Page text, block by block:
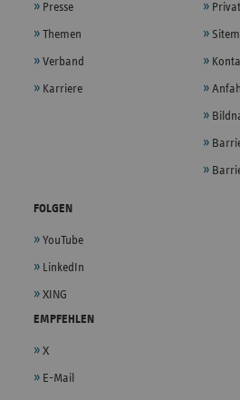
Presse
Themen
Verband
Karriere
FOLGEN
YouTube
LinkedIn
XING
EMPFEHLEN
X
E-Mail